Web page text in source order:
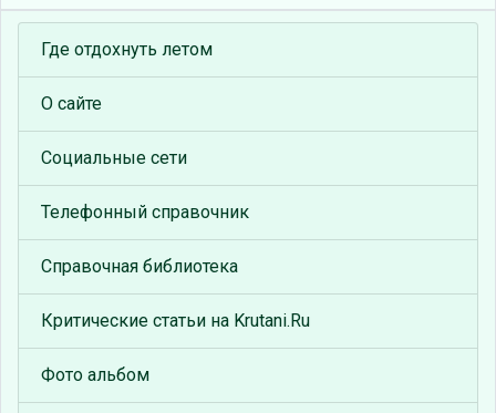
Где отдохнуть летом
О сайте
Социальные сети
Телефонный справочник
Справочная библиотека
Критические статьи на Krutani.Ru
Фото альбом